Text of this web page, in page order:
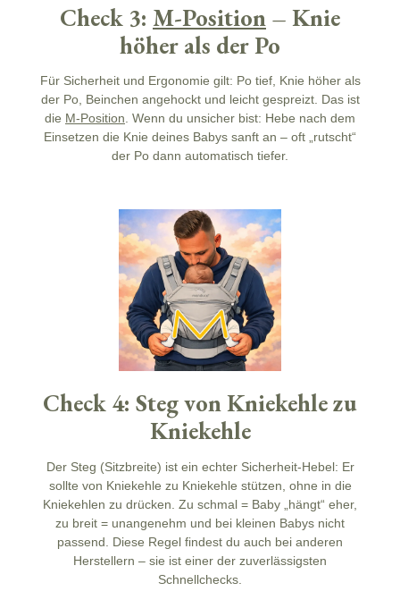
Check 3: M-Position – Knie
höher als der Po
Für Sicherheitund Ergonomie gilt: Po tief, Knie höher als
der Po, Beinchen angehockt und leicht gespreizt. Das ist
die M-Position . Wenn du unsicher bist: Hebe nach dem
Einsetzen die Knie deines Babys sanft an – oft „rutscht“
der Po dann automatisch tiefer.
Check 4: Steg von Kniekehle zu
Kniekehle
Der Steg (Sitzbreite) ist ein echter Sicherheit-Hebel: Er
sollte von Kniekehle zu Kniekehle stützen, ohne in die
Kniekehlen zu drücken. Zu schmal = Baby „hängt“ eher,
zu breit = unangenehm und bei kleinen Babys nicht
passend. Diese Regel findest du auch bei anderen
Herstellern – sie ist einer der zuverlässigsten
Schnellchecks.